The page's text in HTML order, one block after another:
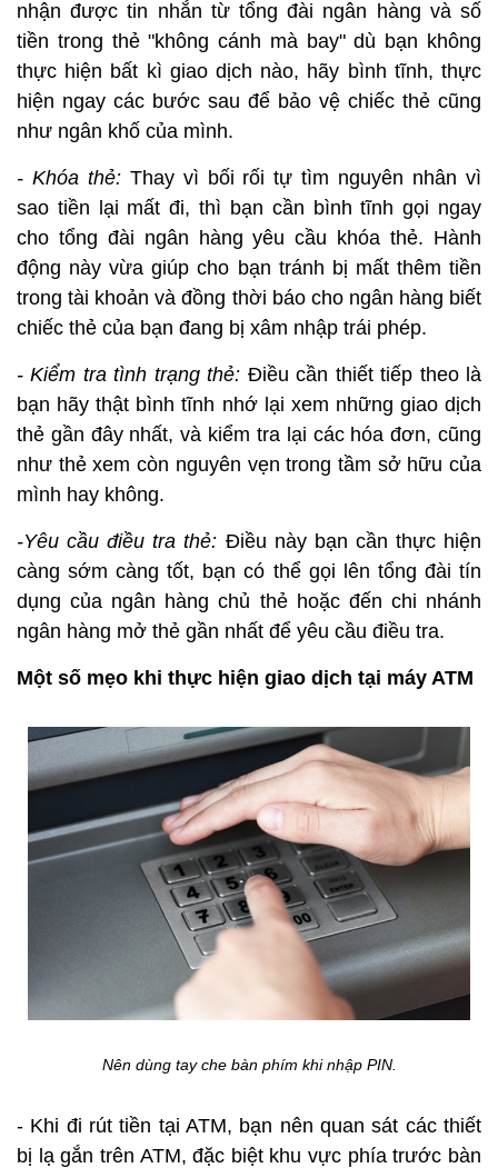
nhận được tin nhắn từ tổng đài ngân hàng và số
tiền trong thẻ "không cánh mà bay" dù bạn không
thực hiện bất kì giao dịch nào, hãy bình tĩnh, thực
hiện ngay các bước sau để bảo vệ chiếc thẻ cũng
như ngân khố của mình.
- Khóa thẻ: Thay vì bối rối tự tìm nguyên nhân vì
sao tiền lại mất đi, thì bạn cần bình tĩnh gọi ngay
cho tổng đài ngân hàng yêu cầu khóa thẻ. Hành
động này vừa giúp cho bạn tránh bị mất thêm tiền
trong tài khoản và đồng thời báo cho ngân hàng biết
chiếc thẻ của bạn đang bị xâm nhập trái phép.
- Kiểm tra tình trạng thẻ: Điều cần thiết tiếp theo là
bạn hãy thật bình tĩnh nhớ lại xem những giao dịch
thẻ gần đây nhất, và kiểm tra lại các hóa đơn, cũng
như thẻ xem còn nguyên vẹn trong tầm sở hữu của
mình hay không.
-Yêu cầu điều tra thẻ: Điều này bạn cần thực hiện
càng sớm càng tốt, bạn có thể gọi lên tổng đài tín
dụng của ngân hàng chủ thẻ hoặc đến chi nhánh
ngân hàng mở thẻ gần nhất để yêu cầu điều tra.
Một số mẹo khi thực hiện giao dịch tại máy ATM
Nên dùng tay che bàn phím khi nhập PIN.
- Khi đi rút tiền tại ATM, bạn nên quan sát các thiết
bị lạ gắn trên ATM, đặc biệt khu vực phía trước bàn